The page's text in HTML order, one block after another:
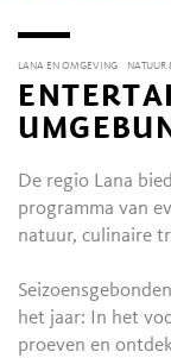
LANA EN OMGEVING NATUUR
De regio Lana
programma van
natuur, culinaire
het jaar: In het
proeven en